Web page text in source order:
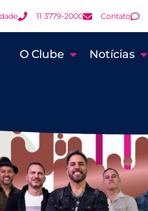
11 3779-2000 Contato
O Clube Notícias